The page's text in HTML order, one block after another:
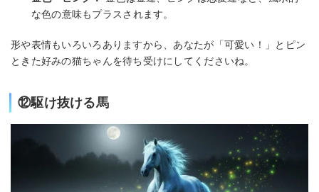
な色の意味もプラスされます。
形や表情もいろいろありますから、あなたが「可愛い！」とピン
ときた好みの猫ちゃんを待ち受けにしてくださいね。
⑫駆け抜ける馬